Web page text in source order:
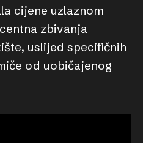
cijene uzlaznom
zbivanja
uslijed specifičnih
od uobičajenog